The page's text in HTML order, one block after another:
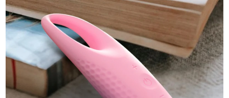
LUNA™ 4 Men
For men, anti-aging massage
LUNA™ 4 mini
For young skin, T-zone
BEAR™ 2 eyes & lips
Microcurrent line smoothing device
面部提拉护理
Premium anti-aging skincare
UFO™ 3 LED
Near-infrared and red light therapy
device
UFO™ 3 mini
Red light therapy device for young skin
issa™ 4 plus
Smart hybrid silicone sonic toothbrush
issa™ 4 smile
Hybrid silicone sonic toothbrush
FAQ™ 101
Clinical anti-aging
LED治疗
NEW
FAQ™ 201
LED mask
NEW
加拿大 预计送达日期8/13/26
智利 预计送达日期 8/13/26
中国 预计送达日期 8/9/26
哥伦比亚 预计送达日期 8/13/26